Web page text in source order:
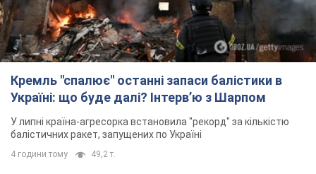
Кремль "спалює" останні запаси балістики в
Україні: що буде далі? Інтерв’ю з Шарпом
У липні країна-агресорка встановила "рекорд" за кількістю
балістичних ракет, запущених по Україні
4 години тому 49,2 т.